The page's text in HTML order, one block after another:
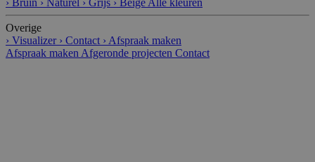
Overige
› Visualizer › Contact › Afspraak maken
Afspraak maken Afgeronde projecten Contact